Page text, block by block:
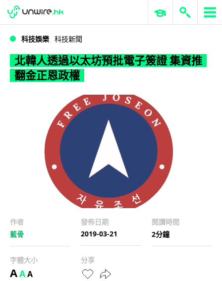
WWDC 2026 ERP 與商業 AI
科技娛樂 科技新聞
北韓人透過以太坊預批電子簽證 集資推
翻金正恩政權
作者
藍骨
發佈日期
2019-03-21
閱讀時間
2分鐘
字體大小
AAA
分享